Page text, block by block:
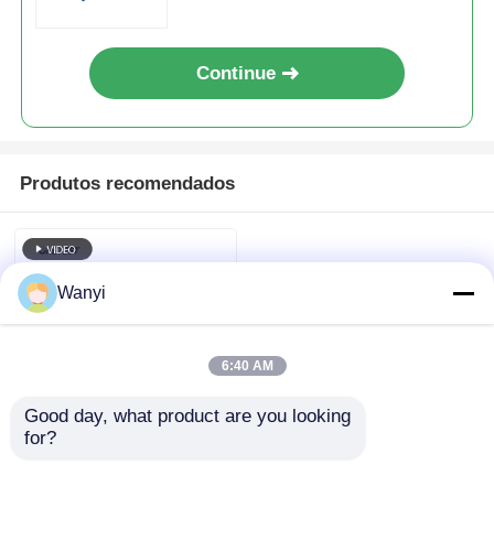
Termômetro de Fibra Óptica
Continue
Produtos recomendados
Wanyi
6:40 AM
Good day, what product are you looking
for?